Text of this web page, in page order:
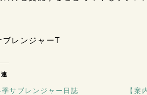
ブレンジャーT
季サブレンジャー日誌
【